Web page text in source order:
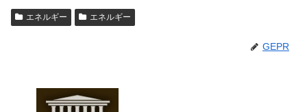
エネルギー エネルギー
GEPR